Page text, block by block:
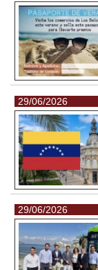
29/06/2026
29/06/2026